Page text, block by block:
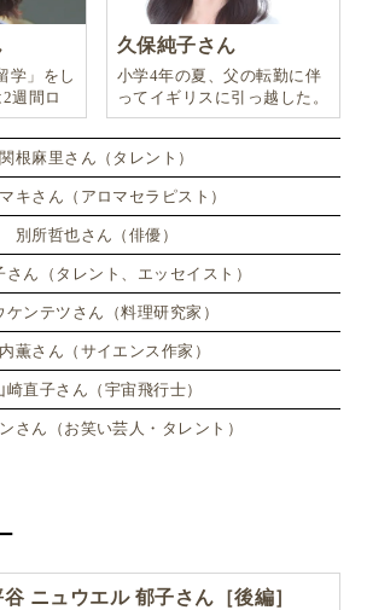
学」をし
週間ロ
ールに通
たり、
久保純子さん
小学4年の夏、父の転勤に伴
ってイギリスに引っ越した。
関根麻里さん（タレント）
キさん（アロマセラピスト）
別所哲也さん（俳優）
さん（タレント、エッセイスト）
ケンテツさん（料理研究家）
薫さん（サイエンス作家）
崎直子さん（宇宙飛行士）
さん（お笑い芸人・タレント）
谷 ニュウエル 郁子さん［後編］